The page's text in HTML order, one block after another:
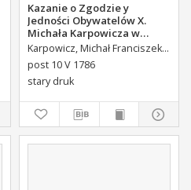
Portalupi, Antoni Maria (1713-1791) Tł.
Kazanie o Zgodzie y
Jedności Obywatelów X.
Michała Karpowicza w
Uroczystosc Imienin [...]
Stanisława Augusta Krola
Miane [...].
Karpowicz, Michał Franciszek (1744-1803)
post 10 V 1786
stary druk